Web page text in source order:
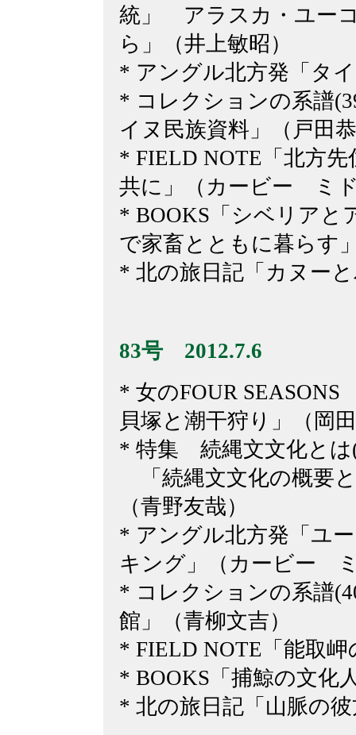
統」 アラスカ・ユー
ら」（井上敏昭）
* アングル北方発「タ
* コレクションの系譜
イヌ民族資料」（戸田
* FIELD NOTE「北方
共に」（カービー ミ
* BOOKS「シベリアと
で家畜とともに暮らす
* 北の旅日記「カヌー
83号 2012.7.6
* 女のFOUR
貝塚と潮干狩り」（岡
* 特集 続縄文文化とは
「続縄文文化の概要
（青野友哉）
* アングル北方発「ユ
キング」（カービー
* コレクションの系譜
館」（青柳文吉）
* FIELD NOTE「能取
* BOOKS「捕鯨の文化
* 北の旅日記「山脈の